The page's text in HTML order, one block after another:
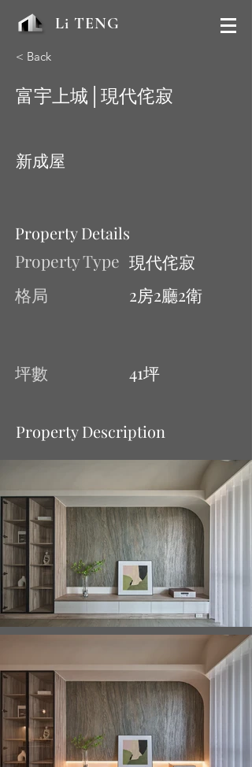
Li TENG
< Back
富宇上城│現代侘寂
新成屋
Property Details
Property Type
格局
坪數
現代侘寂
2房2廳2衛
41坪
Property Description